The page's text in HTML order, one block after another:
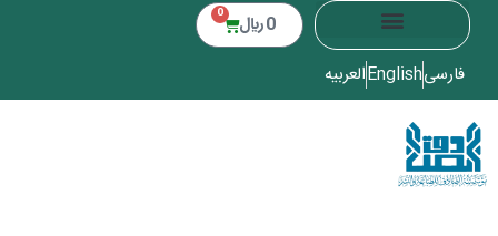
0 ﷼ 0
فارسیEnglishالعربیه